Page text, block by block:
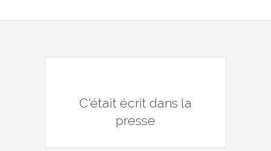
C'était écrit dans la
presse